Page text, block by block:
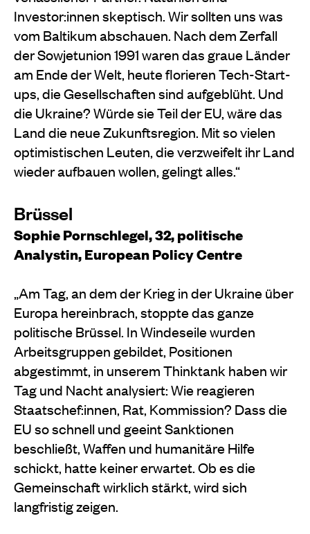
Investor:innen skeptisch. Wir sollten uns was
vom Baltikum abschauen. Nach dem Zerfall
der Sowjetunion 1991 waren das graue Länder
am Ende der Welt, heute florieren Tech-Start-
ups, die Gesellschaften sind aufgeblüht. Und
die Ukraine? Würde sie Teil der EU, wäre das
Land die neue Zukunftsregion. Mit so vielen
optimistischen Leuten, die verzweifelt ihr Land
wieder aufbauen wollen, gelingt alles.“
Brüssel
Sophie Pornschlegel, 32, politische
Analystin, European Policy Centre
„Am Tag, an dem der Krieg in der Ukraine über
Europa hereinbrach, stoppte das ganze
politische Brüssel. In Windeseile wurden
Arbeitsgruppen gebildet, Positionen
abgestimmt, in unserem Thinktank haben wir
Tag und Nacht analysiert: Wie reagieren
Staatschef:innen, Rat, Kommission? Dass die
EU so schnell und geeint Sanktionen
beschließt, Waffen und humanitäre Hilfe
schickt, hatte keiner erwartet. Ob es die
Gemeinschaft wirklich stärkt, wird sich
langfristig zeigen.